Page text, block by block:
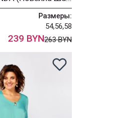
Размеры:
54,56,58
239 BYN263 BYN